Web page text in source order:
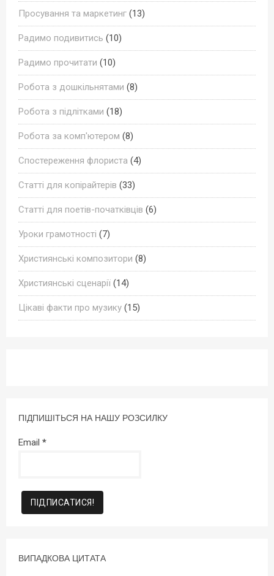
Просування та маркетинг (13)
Радимо подивитись (10)
Радимо прочитати (10)
Робота з дошкільнятами (8)
Робота з підлітками (18)
Робота за комп'ютером (8)
Спостереження флориста (4)
Статті для копірайтерів (33)
Статті для поетів-початківців (6)
Уроки грамотності (7)
Християнські композитори (8)
Християнські сценарії (14)
Цікаві факти про музику (15)
ПІДПИШІТЬСЯ НА НАШУ РОЗСИЛКУ
Email *
ВИПАДКОВА ЦИТАТА